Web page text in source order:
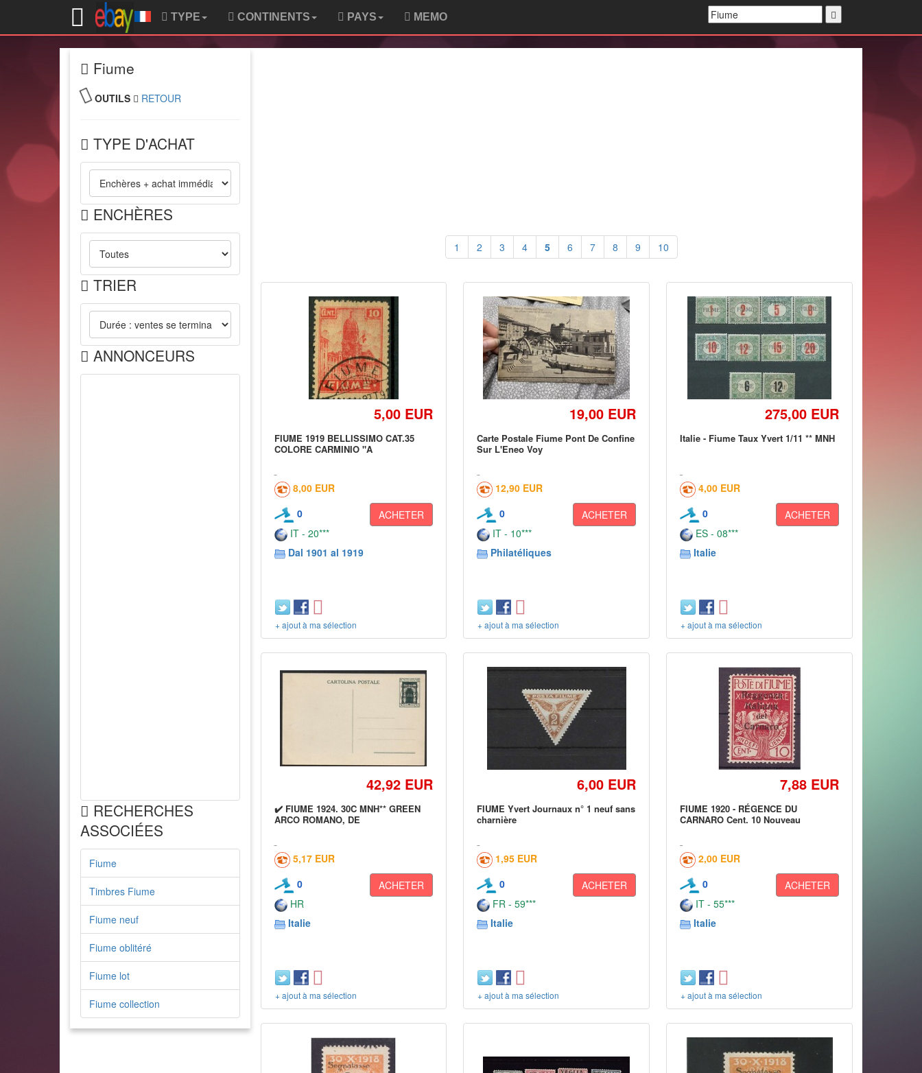
TYPE CONTINENTS PAYS MEMO
Fiume
OUTILS RETOUR
TYPE D'ACHAT
ENCHÈRES
TRIER
ANNONCEURS
RECHERCHES
ASSOCIÉES
Fiume
Timbres Fiume
Fiume neuf
Fiume oblitéré
Fiume lot
Fiume collection
1 2 3 4 5 6 7 8 9 10
5,00 EUR
FIUME 1919 BELLISSIMO CAT.35
COLORE CARMINIO "A
8,00 EUR
0
ACHETER
IT - 20***
Dal 1901 al 1919
+ ajout à ma sélection
19,00 EUR
Carte Postale Fiume Pont De Confine
Sur L'Eneo Voy
12,90 EUR
0
ACHETER
IT - 10***
Philatéliques
+ ajout à ma sélection
275,00 EUR
Italie - Fiume Taux Yvert 1/11 ** MNH
4,00 EUR
0
ACHETER
ES - 08***
Italie
+ ajout à ma sélection
42,92 EUR
✔️ FIUME 1924. 30C MNH** GREEN
ARCO ROMANO, DE
5,17 EUR
0
ACHETER
HR
Italie
+ ajout à ma sélection
6,00 EUR
FIUME Yvert Journaux n° 1 neuf sans
charnière
1,95 EUR
0
ACHETER
FR - 59***
Italie
+ ajout à ma sélection
7,88 EUR
FIUME 1920 - RÉGENCE DU
CARNARO Cent. 10 Nouveau
2,00 EUR
0
ACHETER
IT - 55***
Italie
+ ajout à ma sélection